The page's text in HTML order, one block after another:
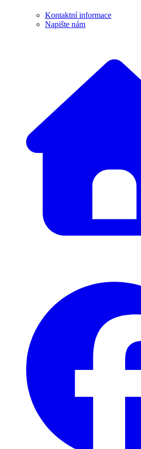
Kontaktní informace
Napište nám